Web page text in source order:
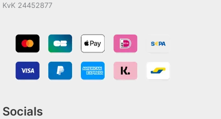
KvK 24452877
Socials